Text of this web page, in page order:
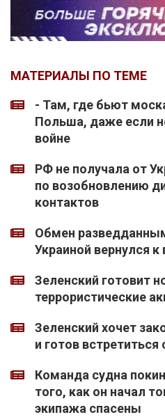
МАТЕРИАЛЫ ПО ТЕМЕ
- Там, где бьют
Польша, даже если
войне
РФ не получала от
по возобновлению
контактов
Обмен
Украиной вернулся
Зеленский готовит
террористические
Зеленский хочет
и готов
Команда судна
того, как он начал
экипажа спасены